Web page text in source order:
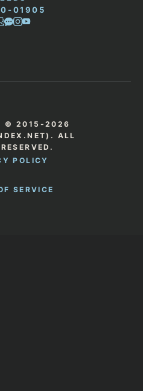
01905
© 2015-2026
ALL
POLICY
SERVICE